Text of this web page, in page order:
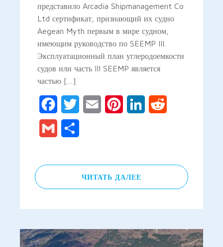
представило Arcadia Shipmanagement Co
Ltd сертификат, признающий их судно
Aegean Myth первым в мире судном,
имеющим руководство по SEEMP III.
Эксплуатационный план углеродоемкости
судов или часть III SEEMP является
частью […]
FacebookTwitter Email PinterestLinkedIn
Gmail
ЧИТАТЬ ДАЛЕЕ